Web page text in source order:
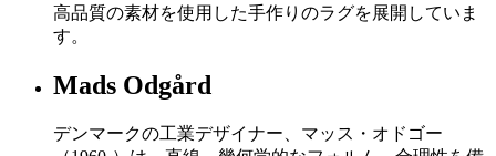
高品質の素材を使用した手作りのラグを展開していま
す。
Mads Odgård
デンマークの工業デザイナー、マッス・オドゴー